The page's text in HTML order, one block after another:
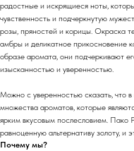
радостные и искрящиеся ноты,
чувственность и подчеркнутую
розы, пряностей и корицы. Окраска
амбры и деликатное прикосновение
образе аромата, они подчеркивают
изысканностью и уверенностью.
Можно с уверенностью сказать, что
множества ароматов, которые
ярким вкусовым послесловием. Пако
равноценную альтернативу золоту, и
Почему мы?